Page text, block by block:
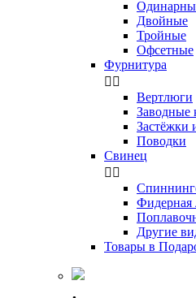
Двойные
Тройные
Офсетные
Фурнитура
 
Вертлюги
Заводные
Застёжки
Поводки
Свинец
 
Фидерная
Другие
Товары в